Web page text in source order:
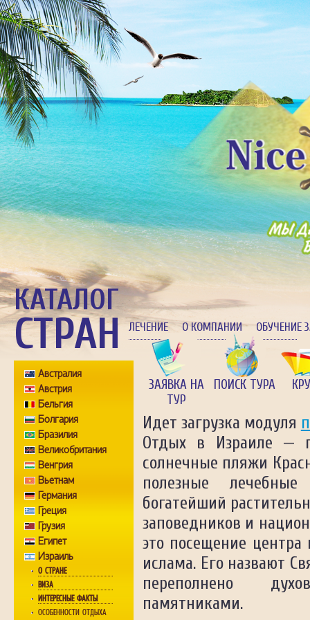
ЛЕЧЕНИЕ О КОМПАНИИ ОБУЧЕНИЕ
КАТАЛОГ
СТРАН
Австралия
Австрия
Бельгия
Болгария
Бразилия
Великобритания
Венгрия
Вьетнам
Германия
Греция
Грузия
Египет
Израиль
О СТРАНЕ
ВИЗА
ИНТЕРЕСНЫЕ ФАКТЫ
ОСОБЕННОСТИ ОТДЫХА
ЗАЯВКА НА
ТУР
ПОИСК ТУРА
Идет загрузка модуля
Отдых в Израиле —
солнечные пляжи
полезные
богатейший
заповедников и
это посещение центра
ислама. Его назвают
переполнено
памятниками.